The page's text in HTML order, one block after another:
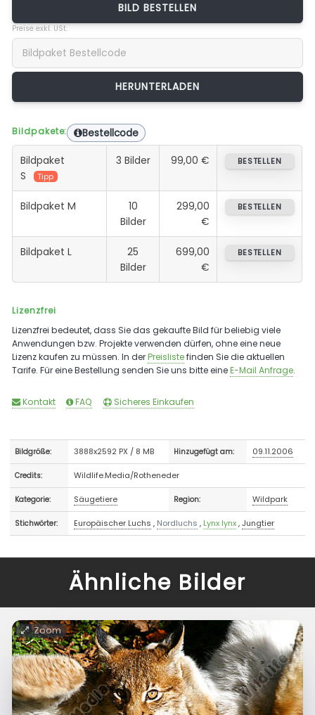
BILD BESTELLEN
Preise exkl. USt.
Bildpakete: Bestellcode
Bildpaket
S
Tipp
3 Bilder 99,00 € BESTELLEN
Bildpaket M
10
Bilder
299,00
€
BESTELLEN
Bildpaket L
25
Bilder
699,00
€
BESTELLEN
Lizenzfrei
Lizenzfrei bedeutet, dass Sie das gekaufte Bild für beliebig viele
Anwendungen bzw. Projekte verwenden dürfen, ohne eine neue
Lizenz kaufen zu müssen. In derPreislistefinden Sie die aktuellen
Tarife. Für eine Bestellung senden Sie uns bitte eineE-Mail Anfrage.
Kontakt FAQ Sicheres Einkaufen
Bildgröße: 3888x2592 PX / 8 MB Hinzugefügt am: 09.11.2006
Credits: Wildlife.Media/Rotheneder
Kategorie: Säugetiere Region: Wildpark
Stichwörter: Europäischer Luchs , Nordluchs , Lynx lynx,Jungtier
Ähnliche Bilder
Zoom